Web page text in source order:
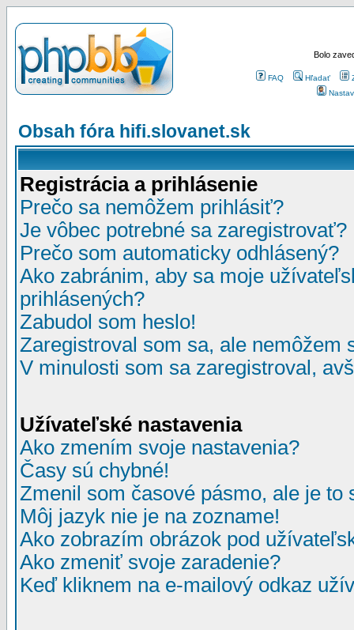
Bolo
FAQ Hľadať
Obsah fóra hifi.slovanet.sk
Registrácia a prihlásenie
Prečo sa nemôžem prihlásiť?
Je vôbec potrebné sa zaregistrovať?
Prečo som automaticky odhlásený?
Ako zabránim, aby sa moje
prihlásených?
Zabudol som heslo!
Zaregistroval som sa, ale nemôžem
V minulosti som sa zaregistroval,
Užívateľské nastavenia
Ako zmením svoje nastavenia?
Časy sú chybné!
Zmenil som časové pásmo, ale je to
Môj jazyk nie je na zozname!
Ako zobrazím obrázok pod
Ako zmeniť svoje zaradenie?
Keď kliknem na e-mailový odkaz